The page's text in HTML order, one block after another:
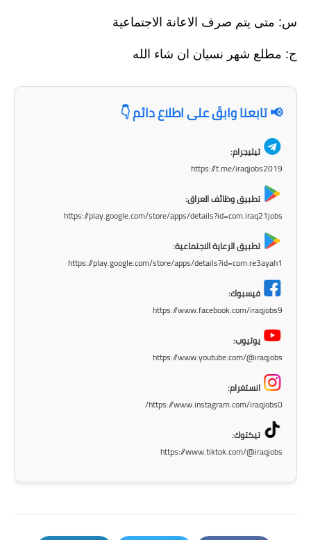
فن ومشاهير
العامة
س: متى يتم صرف الاعانة الاجتماعية
ج: مطلع شهر نسيان ان شاء الله
📢 تابعنا وابقَ على اطلاع دائم 👇
تيليجرام:
https://t.me/iraqjobs2019
تطبيق وظائف العراق:
https://play.google.com/store/apps/details?id=com.iraq21jobs
تطبيق الرعاية الاجتماعية:
https://play.google.com/store/apps/details?id=com.re3ayah1
فيسبوك:
https://www.facebook.com/iraqjobs9
يوتيوب:
https://www.youtube.com/@iraqjobs
انستغرام:
https://www.instagram.com/iraqjobs0/
تيكتوك:
https://www.tiktok.com/@iraqjobs